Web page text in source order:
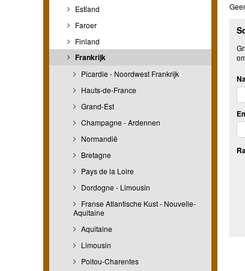
Estland
Faroer
Finland
Frankrijk
Picardie - Noordwest Frankrijk
Hauts-de-France
Grand-Est
Champagne - Ardennen
Normandië
Bretagne
Pays de la Loire
Dordogne - Limousin
Franse Atlantische Kust - Nouvelle-
Aquitaine
Aquitaine
Limousin
Poitou-Charentes